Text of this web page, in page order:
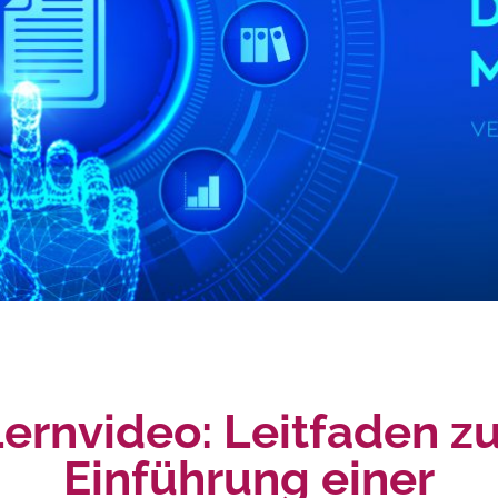
Leitfaden
Einführung einer